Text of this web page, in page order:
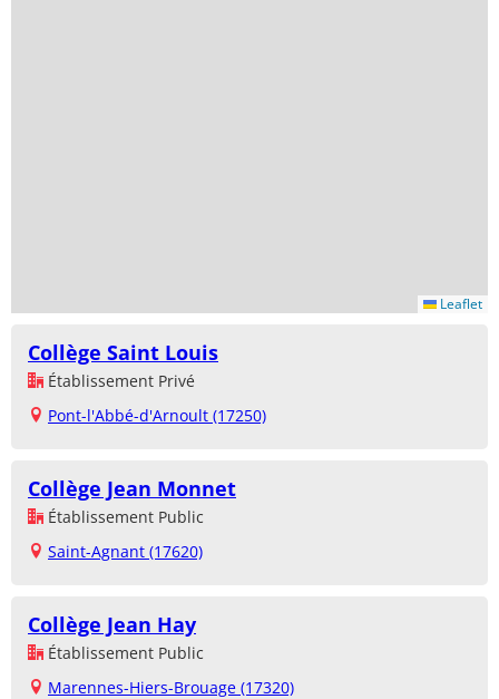
Leaflet
Collège Saint Louis
Établissement Privé
Pont-l'Abbé-d'Arnoult (17250)
Collège Jean Monnet
Établissement Public
Saint-Agnant (17620)
Collège Jean Hay
Établissement Public
Marennes-Hiers-Brouage (17320)